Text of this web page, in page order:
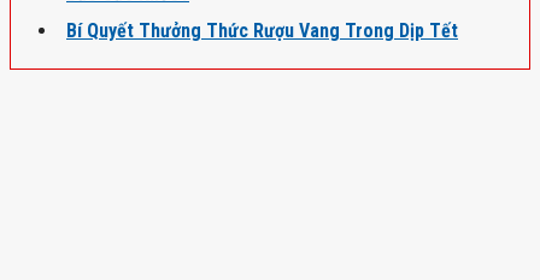
Bí Quyết Thưởng Thức Rượu Vang Trong Dịp Tết